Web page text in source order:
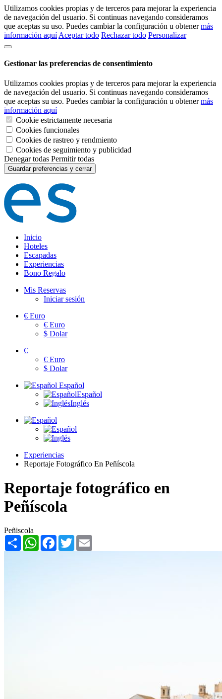
Utilizamos cookies propias y de terceros para mejorar la experiencia
de navegación del usuario. Si continuas navegando consideramos
que aceptas su uso. Puedes cambiar la configuración u obtenermás
información aquí Aceptar todo Rechazar todo Personalizar
Gestionar las preferencias de consentimiento
Utilizamos cookies propias y de terceros para mejorar la experiencia
de navegación del usuario. Si continuas navegando consideramos
que aceptas su uso. Puedes cambiar la configuración u obtenermás
información aquí
Cookie estrictamente necesaria
Cookies funcionales
Cookies de rastreo y rendmiento
Cookies de seguimiento y publicidad
Denegar todas Permitir todas
Guardar preferencias y cerrar
Inicio
Hoteles
Escapadas
Experiencias
Bono Regalo
Mis Reservas
Iniciar sesión
€ Euro
€ Euro
$ Dolar
€
€ Euro
$ Dolar
Español
Español
Inglés
Experiencias
Reportaje Fotográfico En Peñíscola
Reportaje fotográfico en
Peñíscola
Peñiscola
Share WhatsAppFacebook
Twitter